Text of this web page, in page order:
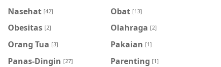
Nasehat [42] Obat [13]
Obesitas [2] Olahraga [2]
Orang Tua [3] Pakaian [1]
Panas-Dingin [27] Parenting [1]